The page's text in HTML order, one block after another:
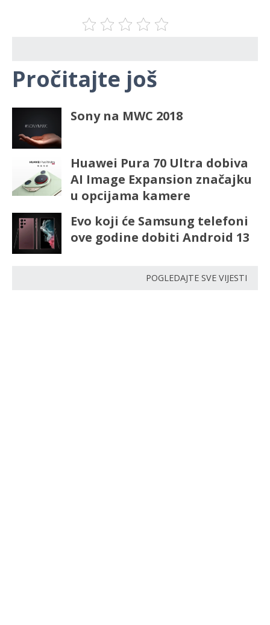
Pročitajte još
Sony na MWC 2018
Huawei Pura 70 Ultra dobiva
AI Image Expansion značajku
u opcijama kamere
Evo koji će Samsung telefoni
ove godine dobiti Android 13
POGLEDAJTE SVE VIJESTI